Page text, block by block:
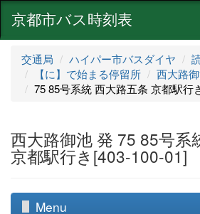
京都市バス時刻表
交通局 ハイパー市バスダイヤ
【に】で始まる停留所
西大路
75 85号系統 西大路五条 京都駅行
西大路御池 発 75 85号系
京都駅行き[403-100-01]
Menu